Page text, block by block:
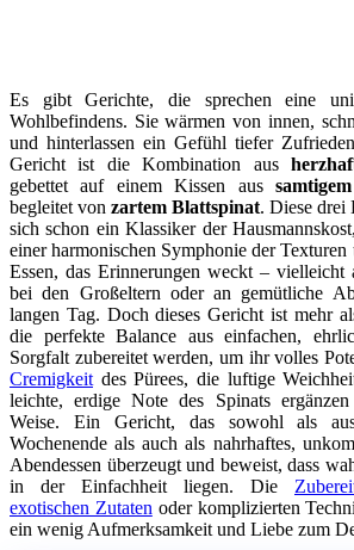
Es gibt Gerichte, die sprechen eine
Wohlbefindens. Sie wärmen von innen,
und hinterlassen ein Gefühl tiefer
Gericht ist die Kombination aus
gebettet auf einem Kissen aus
begleitet von zartem Blattspinat. Diese drei
sich schon ein Klassiker der
einer harmonischen Symphonie der
Essen, das Erinnerungen weckt – vielleicht
bei den Großeltern oder an gemütliche
langen Tag. Doch dieses Gericht ist mehr
die perfekte Balance aus einfachen,
Sorgfalt zubereitet werden, um ihr volles
Cremigkeitdes Pürees, die luftige
leichte, erdige Note des Spinats
Weise. Ein Gericht, das sowohl als
Wochenende als auch als nahrhaftes,
Abendessen überzeugt und beweist, dass
in der Einfachheit liegen. Die
exotischen Zutatenoder komplizierten
ein wenig Aufmerksamkeit und Liebe zum